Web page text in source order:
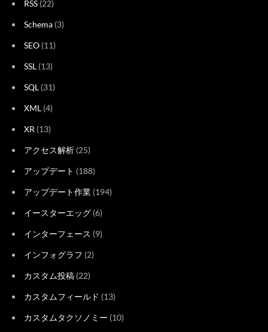
RSS (22)
Schema (3)
SEO (11)
SSL (13)
SQL (31)
XML (4)
XR (13)
アクセス解析 (25)
アップデート (188)
アップデート作業 (194)
イースターエッグ (6)
インターフェース (9)
インフォグラフ (2)
カスタム投稿 (22)
カスタムフィールド (13)
カスタムタクソノミー (10)